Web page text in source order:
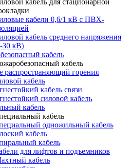
кабель для стационарной
кабели 0,6/1 кВ с ПВХ-
кабель среднего напряжения
30 кВ)
кабель
кабель
распространяющий горения
кабель
кабель связи
силовой кабель
кабель
кабель
одножильный кабель
кабель
кабель
для лифтов и подъемников
кабель